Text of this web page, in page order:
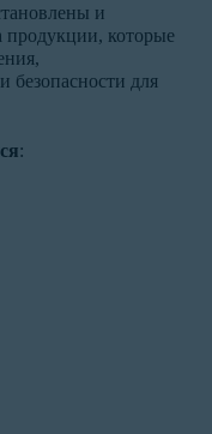
и
продукции, которые
безопасности для
: